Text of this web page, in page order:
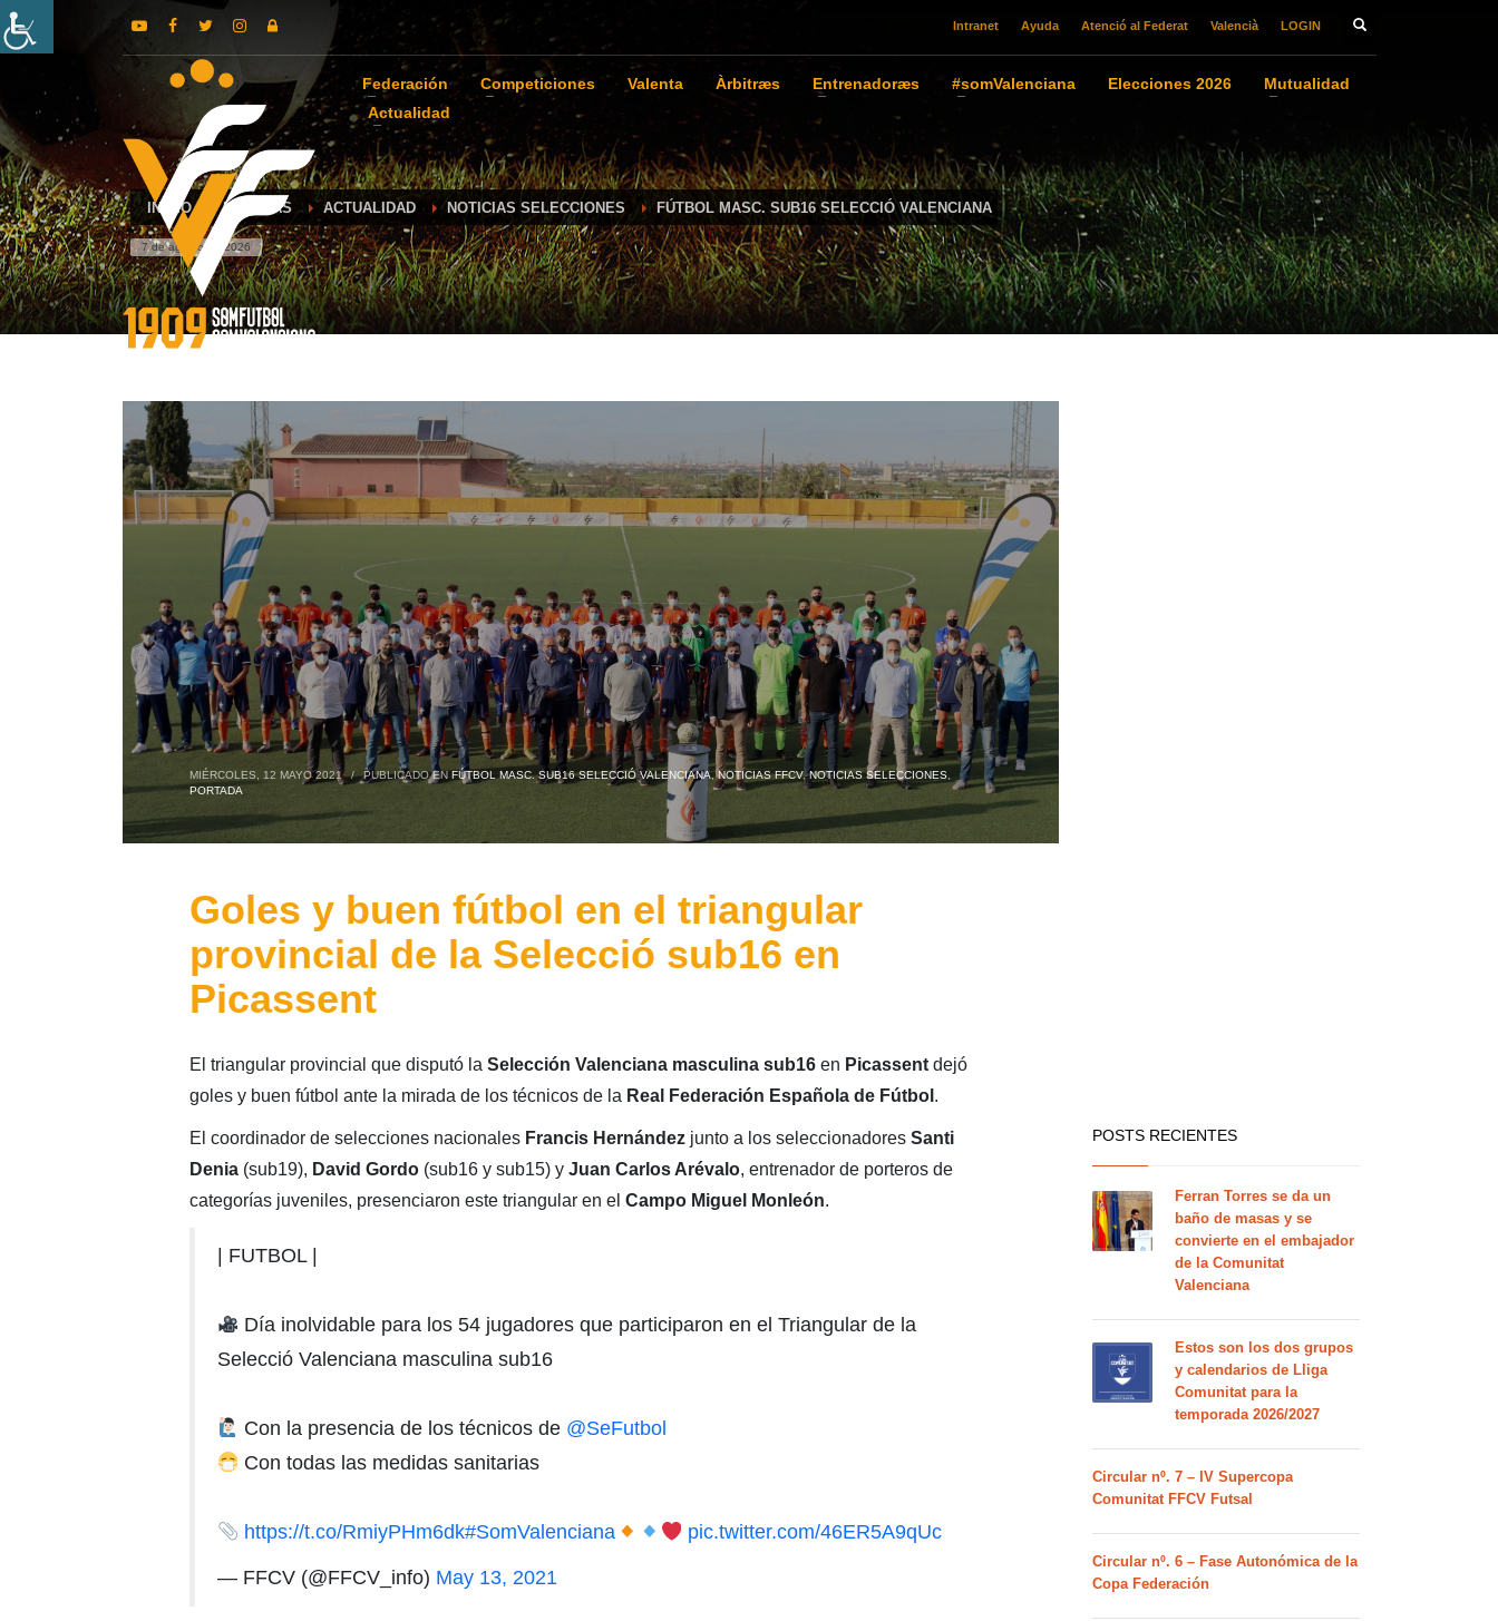
Intranet Ayuda Atenció al Federat Valencià LOGIN
Federación Competiciones Valenta Àrbitræs Entrenadoræs #somValenciana Elecciones 2026
Mutualidad
Actualidad
INICIO NOTICIAS ACTUALIDAD NOTICIAS SELECCIONES FÚTBOL MASC. SUB16 SELECCIÓ VALENCIANA
7 de agosto de 2026
MIÉRCOLES, 12 MAYO 2021 / PUBLICADO EN FÚTBOL MASC. SUB16 SELECCIÓ VALENCIANA,NOTICIAS FFCV,NOTICIAS SELECCIONES,
PORTADA
Goles y buen fútbol en el triangular
provincial de la Selecció sub16 en
Picassent
El triangular provincial que disputó la Selección Valenciana masculina sub16en Picassentdejó
goles y buen fútbol ante la mirada de los técnicos de la Real Federación Española de Fútbol .
El coordinador de selecciones nacionalesFrancis Hernándezjunto a los seleccionadores Santi
Denia(sub19), David Gordo (sub16 y sub15) y Juan Carlos Arévalo, entrenador de porteros de
categorías juveniles, presenciaron este triangular en el Campo Miguel Monleón.
| FUTBOL |
Día inolvidable para los 54 jugadores que participaron en el Triangular de la
Selecció Valenciana masculina sub16
Con la presencia de los técnicos de @SeFutbol
Con todas las medidas sanitarias
https://t.co/RmiyPHm6dk#SomValenciana pic.twitter.com/46ER5A9qUc
— FFCV (@FFCV_info) May 13, 2021
POSTS RECIENTES
Ferran Torres se da un
baño de masas y se
convierte en el embajador
de la Comunitat
Valenciana
Estos son los dos grupos
y calendarios de Lliga
Comunitat para la
temporada 2026/2027
Circular nº. 7 – IV Supercopa
Comunitat FFCV Futsal
Circular nº. 6 – Fase Autonómica de la
Copa Federación